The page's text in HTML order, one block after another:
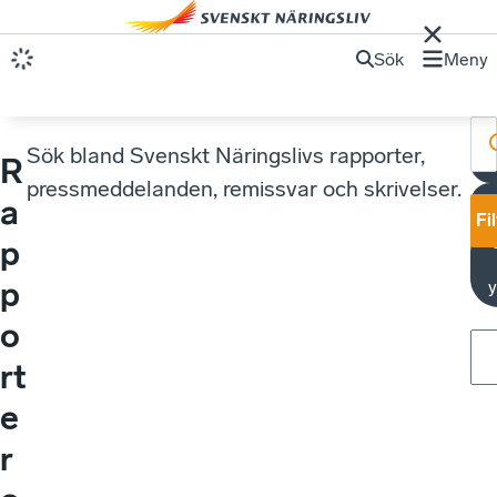
Sök Meny
R
a
p
p
o
rt
e
r
Sök bland Svenskt Näringslivs rapporter,
pressmeddelanden, remissvar och skrivelser.